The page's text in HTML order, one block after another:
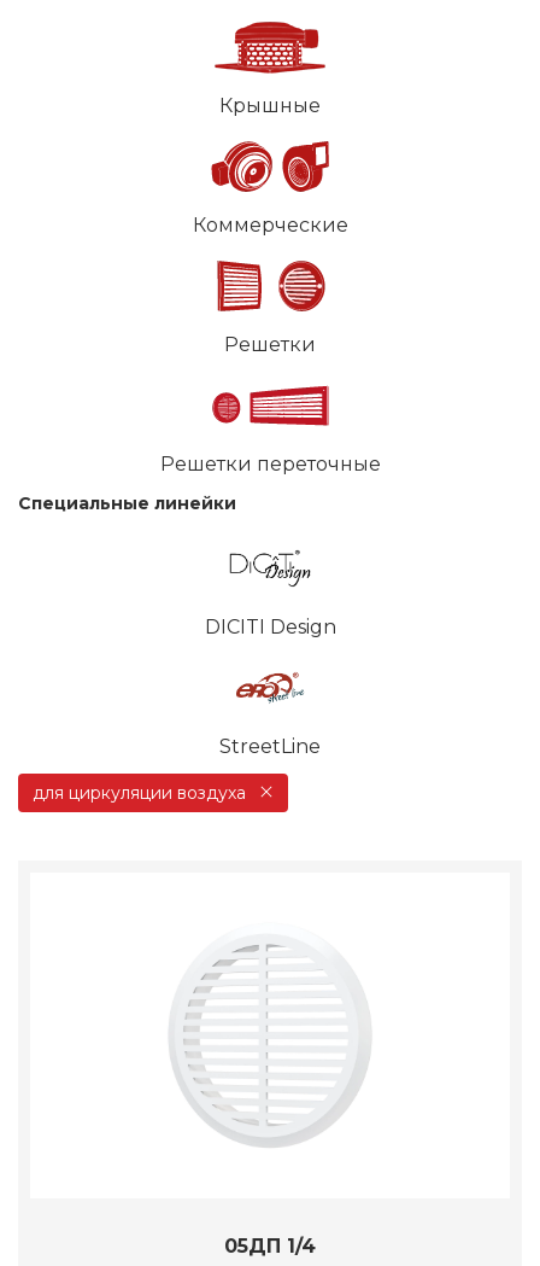
Крышные
Коммерческие
Решетки
Решетки переточные
Специальные линейки
DICITI Design
StreetLine
для циркуляции воздуха
05ДП 1/4